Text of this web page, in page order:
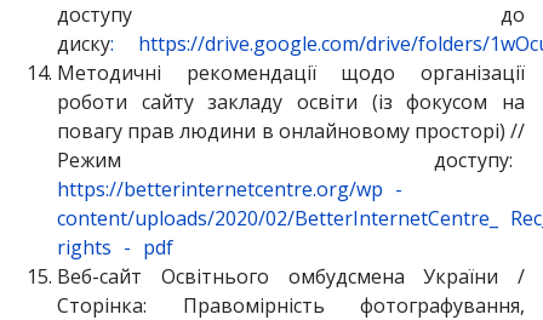
доступу до
диску:
https://drive.google.com/drive/folders/
Методичні рекомендації щодо організації
роботи сайту закладу освіти (із фокусом на
повагу прав людини в онлайновому просторі) //
Режим доступу:
https://betterinternetcentre.org/wp -
content/uploads/2020/02/BetterInternetCentre_
rights - pdf
Веб-сайт Освітнього омбудсмена України /
Сторінка: Правомірність фотографування,